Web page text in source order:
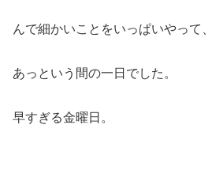
んで細かいことをいっぱいやって、
あっという間の一日でした。
早すぎる金曜日。